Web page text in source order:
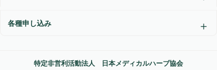
各種申し込み
特定非営利活動法人 日本メディカルハーブ協会